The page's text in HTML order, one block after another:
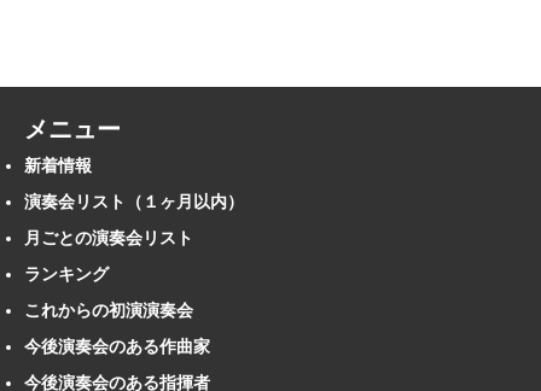
メニュー
新着情報
演奏会リスト（１ヶ月以内）
月ごとの演奏会リスト
ランキング
これからの初演演奏会
今後演奏会のある作曲家
今後演奏会のある指揮者